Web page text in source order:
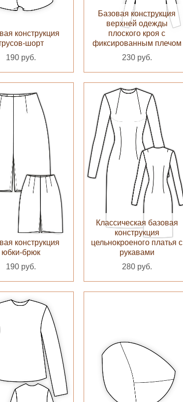
конструкция
шорт
190 руб.
Базовая конструкция
верхней одежды
плоского кроя с
фиксированным плечом
230 руб.
конструкция
юбки-брюк
190 руб.
Классическая базовая
конструкция
цельнокроеного платья с
рукавами
280 руб.